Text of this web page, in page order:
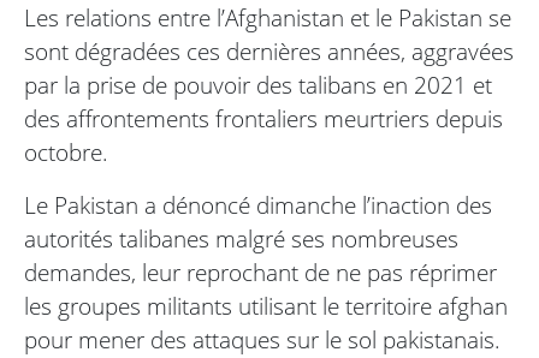
Les relations entre l’Afghanistan et le Pakistan se
sont dégradées ces dernières années, aggravées
par la prise de pouvoir des talibans en 2021 et
des affrontements frontaliers meurtriers depuis
octobre.
Le Pakistan a dénoncé dimanche l’inaction des
autorités talibanes malgré ses nombreuses
demandes, leur reprochant de ne pas réprimer
les groupes militants utilisant le territoire afghan
pour mener des attaques sur le sol pakistanais.